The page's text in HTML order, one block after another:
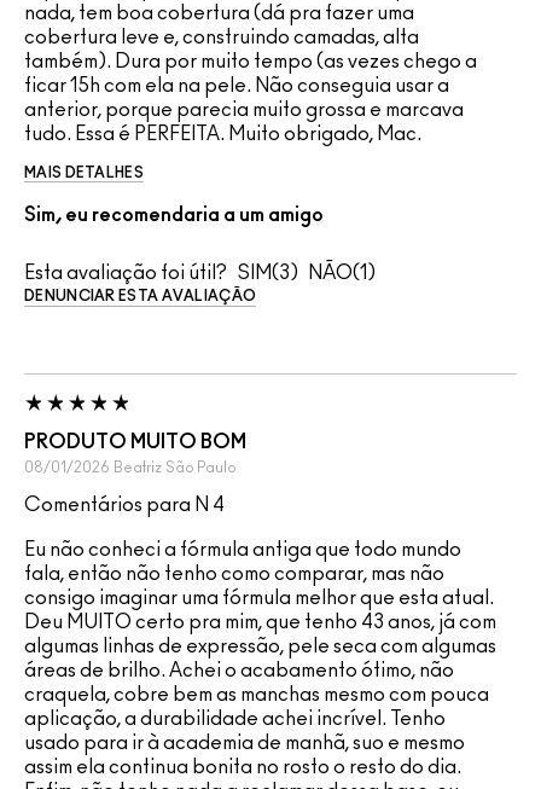
nada, tem boa cobertura (dá pra fazer uma
cobertura leve e, construindo camadas, alta
também). Dura por muito tempo (as vezes chego a
ficar 15h com ela na pele. Não conseguia usar a
anterior, porque parecia muito grossa e marcava
tudo. Essa é PERFEITA. Muito obrigado, Mac.
MAIS DETALHES
Sim, eu recomendaria a um amigo
Esta avaliação foi útil? 3 1
DENUNCIAR ESTA AVALIAÇÃO
PRODUTO MUITO BOM
08/01/2026 Beatriz São Paulo
Comentários para N 4
Eu não conheci a fórmula antiga que todo mundo
fala, então não tenho como comparar, mas não
consigo imaginar uma fórmula melhor que esta atual.
Deu MUITO certo pra mim, que tenho 43 anos, já com
algumas linhas de expressão, pele seca com algumas
áreas de brilho. Achei o acabamento ótimo, não
craquela, cobre bem as manchas mesmo com pouca
aplicação, a durabilidade achei incrível. Tenho
usado para ir à academia de manhã, suo e mesmo
assim ela continua bonita no rosto o resto do dia.